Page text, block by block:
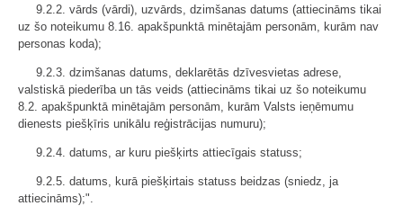
9.2.2. vārds (vārdi), uzvārds, dzimšanas datums (attiecināms tikai
uz šo noteikumu 8.16. apakšpunktā minētajām personām, kurām nav
personas koda);
9.2.3. dzimšanas datums, deklarētās dzīvesvietas adrese,
valstiskā piederība un tās veids (attiecināms tikai uz šo noteikumu
8.2. apakšpunktā minētajām personām, kurām Valsts ieņēmumu
dienests piešķīris unikālu reģistrācijas numuru);
9.2.4. datums, ar kuru piešķirts attiecīgais statuss;
9.2.5. datums, kurā piešķirtais statuss beidzas (sniedz, ja
attiecināms);".